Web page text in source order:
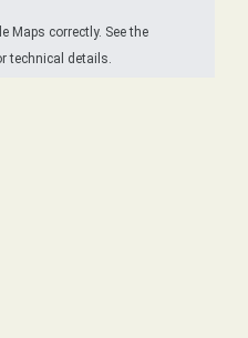
Maps correctly. See the
technical details.